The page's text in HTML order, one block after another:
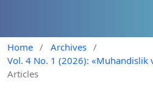
Home / Archives /
Vol. 4 No. 1 (2026):
Articles